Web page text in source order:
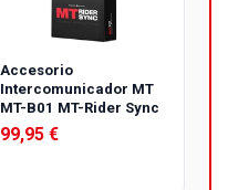
Accesorio
Intercomunicador MT
MT-B01 MT-Rider Sync
99,95 €